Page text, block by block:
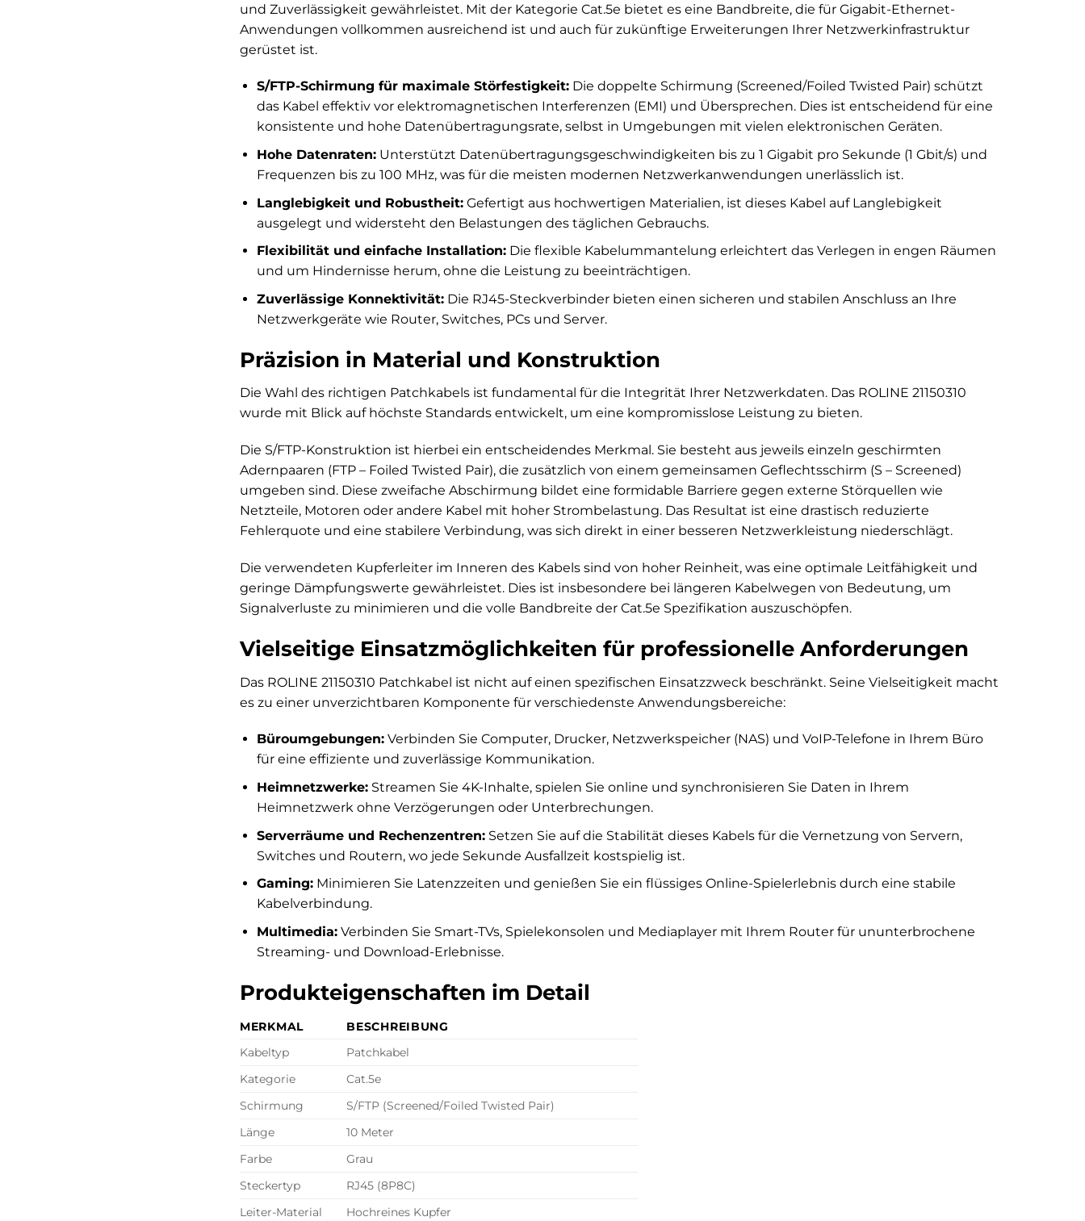
und Zuverlässigkeit gewährleistet. Mit der Kategorie Cat.5e bietet es eine Bandbreite, die für Gigabit-Ethernet-
Anwendungen vollkommen ausreichend ist und auch für zukünftige Erweiterungen Ihrer Netzwerkinfrastruktur
gerüstet ist.
S/FTP-Schirmung für maximale Störfestigkeit:Die doppelte Schirmung (Screened/Foiled Twisted Pair) schützt
das Kabel effektiv vor elektromagnetischen Interferenzen (EMI) und Übersprechen. Dies ist entscheidend für eine
konsistente und hohe Datenübertragungsrate, selbst in Umgebungen mit vielen elektronischen Geräten.
Hohe Datenraten:Unterstützt Datenübertragungsgeschwindigkeiten bis zu 1 Gigabit pro Sekunde (1 Gbit/s) und
Frequenzen bis zu 100 MHz, was für die meisten modernen Netzwerkanwendungen unerlässlich ist.
Langlebigkeit und Robustheit:Gefertigt aus hochwertigen Materialien, ist dieses Kabel auf Langlebigkeit
ausgelegt und widersteht den Belastungen des täglichen Gebrauchs.
Flexibilität und einfache Installation:Die flexible Kabelummantelung erleichtert das Verlegen in engen Räumen
und um Hindernisse herum, ohne die Leistung zu beeinträchtigen.
Zuverlässige Konnektivität:Die RJ45-Steckverbinder bieten einen sicheren und stabilen Anschluss an Ihre
Netzwerkgeräte wie Router, Switches, PCs und Server.
Präzision in Material und Konstruktion
Die Wahl des richtigen Patchkabels ist fundamental für die Integrität Ihrer Netzwerkdaten. Das ROLINE 21150310
wurde mit Blick auf höchste Standards entwickelt, um eine kompromisslose Leistung zu bieten.
Die S/FTP-Konstruktion ist hierbei ein entscheidendes Merkmal. Sie besteht aus jeweils einzeln geschirmten
Adernpaaren (FTP – Foiled Twisted Pair), die zusätzlich von einem gemeinsamen Geflechtsschirm (S – Screened)
umgeben sind. Diese zweifache Abschirmung bildet eine formidable Barriere gegen externe Störquellen wie
Netzteile, Motoren oder andere Kabel mit hoher Strombelastung. Das Resultat ist eine drastisch reduzierte
Fehlerquote und eine stabilere Verbindung, was sich direkt in einer besseren Netzwerkleistung niederschlägt.
Die verwendeten Kupferleiter im Inneren des Kabels sind von hoher Reinheit, was eine optimale Leitfähigkeit und
geringe Dämpfungswerte gewährleistet. Dies ist insbesondere bei längeren Kabelwegen von Bedeutung, um
Signalverluste zu minimieren und die volle Bandbreite der Cat.5e Spezifikation auszuschöpfen.
Vielseitige Einsatzmöglichkeiten für professionelle Anforderungen
Das ROLINE 21150310 Patchkabel ist nicht auf einen spezifischen Einsatzzweck beschränkt. Seine Vielseitigkeit macht
es zu einer unverzichtbaren Komponente für verschiedenste Anwendungsbereiche:
Büroumgebungen:Verbinden Sie Computer, Drucker, Netzwerkspeicher (NAS) und VoIP-Telefone in Ihrem Büro
für eine effiziente und zuverlässige Kommunikation.
Heimnetzwerke:Streamen Sie 4K-Inhalte, spielen Sie online und synchronisieren Sie Daten in Ihrem
Heimnetzwerk ohne Verzögerungen oder Unterbrechungen.
Serverräume und Rechenzentren:Setzen Sie auf die Stabilität dieses Kabels für die Vernetzung von Servern,
Switches und Routern, wo jede Sekunde Ausfallzeit kostspielig ist.
Gaming:Minimieren Sie Latenzzeiten und genießen Sie ein flüssiges Online-Spielerlebnis durch eine stabile
Kabelverbindung.
Multimedia:Verbinden Sie Smart-TVs, Spielekonsolen und Mediaplayer mit Ihrem Router für ununterbrochene
Streaming- und Download-Erlebnisse.
Produkteigenschaften im Detail
MERKMAL
BESCHREIBUNG
Kabeltyp
Patchkabel
Kategorie
Cat.5e
Schirmung
S/FTP (Screened/Foiled Twisted Pair)
Länge
10 Meter
Farbe
Grau
Steckertyp
RJ45 (8P8C)
Leiter-Material
Hochreines Kupfer